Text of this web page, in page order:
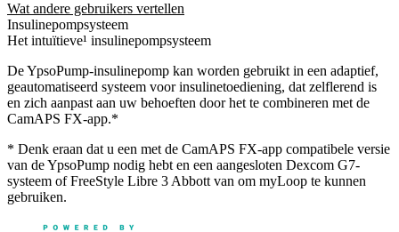
Wat andere gebruikers vertellen
Insulinepompsysteem
Het intuïtieve¹ insulinepompsysteem
De YpsoPump-insulinepomp kan worden gebruikt in een adaptief,
geautomatiseerd systeem voor insulinetoediening, dat zelflerend is
en zich aanpast aan uw behoeften door het te combineren met de
CamAPS FX-app.*
* Denk eraan dat u een met de CamAPS FX-app compatibele versie
van de YpsoPump nodig hebt en een aangesloten Dexcom G7-
systeem of FreeStyle Libre 3 Abbott van om myLoop te kunnen
gebruiken.